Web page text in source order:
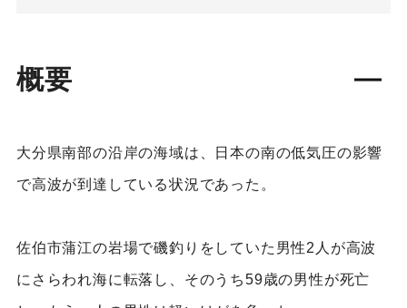
概要
大分県南部の沿岸の海域は、日本の南の低気圧の影響
で高波が到達している状況であった。
佐伯市蒲江の岩場で磯釣りをしていた男性2人が高波
にさらわれ海に転落し、そのうち59歳の男性が死亡